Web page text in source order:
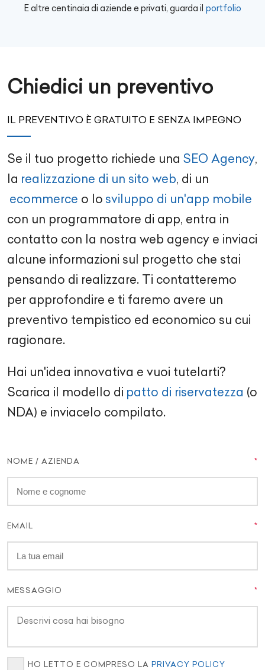
E altre centinaia di aziende e privati, guarda il portfolio
Chiedici un preventivo
IL PREVENTIVO È GRATUITO E SENZA IMPEGNO
Se il tuo progetto richiede una SEO Agency,
la realizzazione di un sito web, di un
ecommerce o lo sviluppo di un'app mobile
con un programmatore di app, entra in
contatto con la nostra web agency e inviaci
alcune informazioni sul progetto che stai
pensando di realizzare. Ti contatteremo
per approfondire e ti faremo avere un
preventivo tempistico ed economico su cui
ragionare.
Hai un'idea innovativa e vuoi tutelarti?
Scarica il modello di patto di riservatezza (o
NDA) e inviacelo compilato.
NOME / AZIENDA
EMAIL
MESSAGGIO
HO LETTO E COMPRESO LA PRIVACY POLICY